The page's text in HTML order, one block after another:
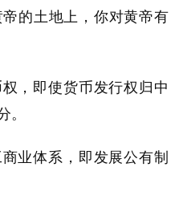
的土地上，你对黄帝有
，即使货币发行权归中
。
业体系，即发展公有制